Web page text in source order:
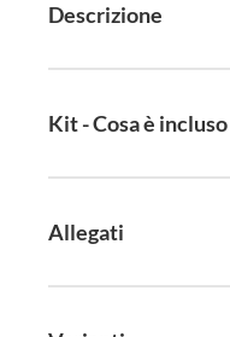
Descrizione
Kit - Cosa è incluso
Allegati